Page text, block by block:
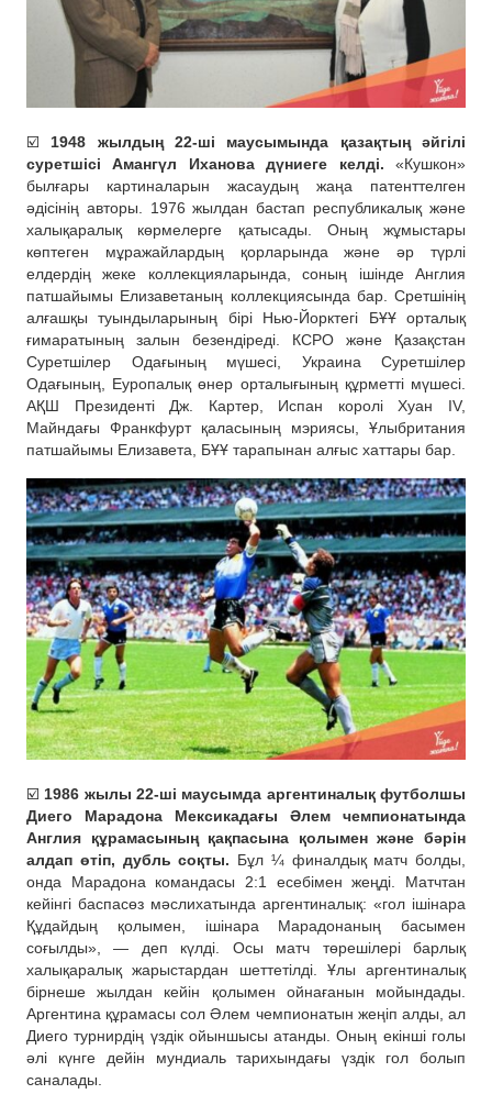
☑️1948 жылдың 22-ші маусымында қазақтың әйгілі
суретшісі Амангүл Иханова дүниеге келді. «Кушкон»
былғары картиналарын жасаудың жаңа патенттелген
әдісінің авторы. 1976 жылдан бастап республикалық және
халықаралық көрмелерге қатысады. Оның жұмыстары
көптеген мұражайлардың қорларында және әр түрлі
елдердің жеке коллекцияларында, соның ішінде Англия
патшайымы Елизаветаның коллекциясында бар. Сретшінің
алғашқы туындыларының бірі Нью-Йорктегі БҰҰ орталық
ғимаратының залын безендіреді. КСРО және Қазақстан
Суретшілер Одағының мүшесі, Украина Суретшілер
Одағының, Еуропалық өнер орталығының құрметті мүшесі.
АҚШ Президенті Дж. Картер, Испан королі Хуан IV,
Майндағы Франкфурт қаласының мэриясы, Ұлыбритания
патшайымы Елизавета, БҰҰ тарапынан алғыс хаттары бар.
☑️ 1986 жылы 22-ші маусымда аргентиналық футболшы
Диего Марадона Мексикадағы Әлем чемпионатында
Англия құрамасының қақпасына қолымен және бәрін
алдап өтіп, дубль соқты. Бұл ¼ финалдық матч болды,
онда Марадона командасы 2:1 есебімен жеңді. Матчтан
кейінгі баспасөз мәслихатында аргентиналық: «гол ішінара
Құдайдың қолымен, ішінара Марадонаның басымен
соғылды», — деп күлді. Осы матч төрешілері барлық
халықаралық жарыстардан шеттетілді. Ұлы аргентиналық
бірнеше жылдан кейін қолымен ойнағанын мойындады.
Аргентина құрамасы сол Әлем чемпионатын жеңіп алды, ал
Диего турнирдің үздік ойыншысы атанды. Оның екінші голы
әлі күнге дейін мундиаль тарихындағы үздік гол болып
саналады.